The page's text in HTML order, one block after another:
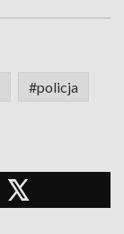
#policja